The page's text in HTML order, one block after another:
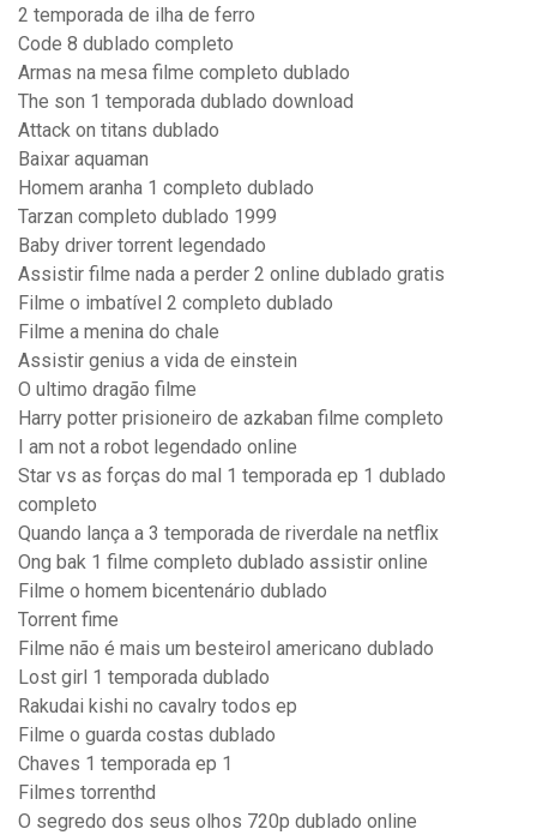
2 temporada de ilha de ferro
Code 8 dublado completo
Armas na mesa filme completo dublado
The son 1 temporada dublado download
Attack on titans dublado
Baixar aquaman
Homem aranha 1 completo dublado
Tarzan completo dublado 1999
Baby driver torrent legendado
Assistir filme nada a perder 2 online dublado gratis
Filme o imbatível 2 completo dublado
Filme a menina do chale
Assistir genius a vida de einstein
O ultimo dragão filme
Harry potter prisioneiro de azkaban filme completo
I am not a robot legendado online
Star vs as forças do mal 1 temporada ep 1 dublado
completo
Quando lança a 3 temporada de riverdale na netflix
Ong bak 1 filme completo dublado assistir online
Filme o homem bicentenário dublado
Torrent fime
Filme não é mais um besteirol americano dublado
Lost girl 1 temporada dublado
Rakudai kishi no cavalry todos ep
Filme o guarda costas dublado
Chaves 1 temporada ep 1
Filmes torrenthd
O segredo dos seus olhos 720p dublado online